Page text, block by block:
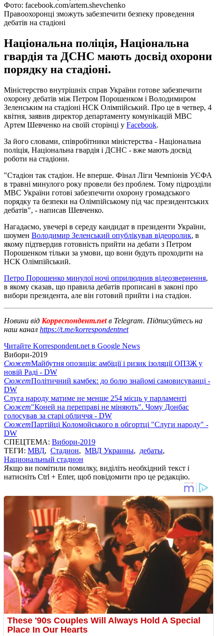
Фото: facebook.com/artem.shevchenko
Правоохоронці зможуть забезпечити безпеку проведення
дебатів на стадіоні
Національна поліція, Національна
гвардія та ДСНС мають досвід охорони
порядку на стадіоні.
Міністерство внутрішніх справ України готове забезпечити
охорону дебатів між Петром Порошенком і Володимиром
Зеленським на стадіоні НСК Олімпійський. Про це в четвер, 4
квітня, заявив директор департаменту комунікацій МВС
Артем Шевченко на своїй сторінці у Facebook.
За його словами, співробітники міністерства - Національна
поліція, Національна гвардія і ДСНС - вже мають досвід
роботи на стадіони.
"Стадіон так стадіон. Не вперше. Фінал Ліги Чемпіонів УЄФА
в травні минулого року провели без проблем. Тому підрозділи
МВС України готові забезпечити охорону громадського
порядку та безпеки на Олімпійському під час президентських
дебатів", - написав Шевченко.
Нагадаємо, увечері в середу кандидат в президенти України,
шоумен Володимир Зеленський опублікував відеоролик, в
якому підтвердив готовність прийти на дебати з Петром
Порошенком тільки за умови, що вони будуть проходити на
НСК Олімпійський.
Петро Порошенко минулої ночі оприлюднив відеозвернення,
в якому сказав, що правила дебатів прописані в законі про
вибори президента, але він готовий прийти і на стадіон.
Новини від Корреспондент.netв Telegram. Підписуйтесь на
наш канал https://t.me/korrespondentnet
Читайте Korrespondent.net в Google News
Вибори-2019
СюжетМайбутня опозиція: амбіції і ризик ізоляції ОПЗЖ у
новій Раді - DW
СюжетПолітичний камбек: до болю знайомі самовисуванці -
DW
Слуга народу матиме не менше 254 місць у парламенті
Сюжет"Коней на переправі не міняють". Чому Донбас
голосував за старі обличчя - DW
СюжетПартійці Коломойського в обгортці "Слуги народу" -
DW
СПЕЦТЕМА: Вибори-2019
ТЕГИ: МВД, Стадион, МВД Украины, дебаты,
Национальный стадион
Якщо ви помітили помилку, виділіть необхідний текст і
натисніть Ctrl + Enter, щоб повідомити про це редакцію.